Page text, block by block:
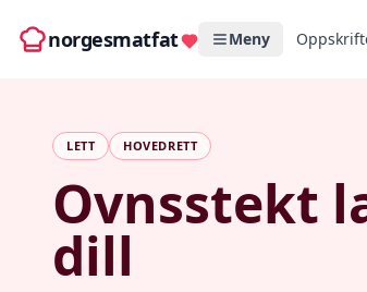
norgesmatfat Meny
LETT HOVEDRETT
Ovnsstekt
dill